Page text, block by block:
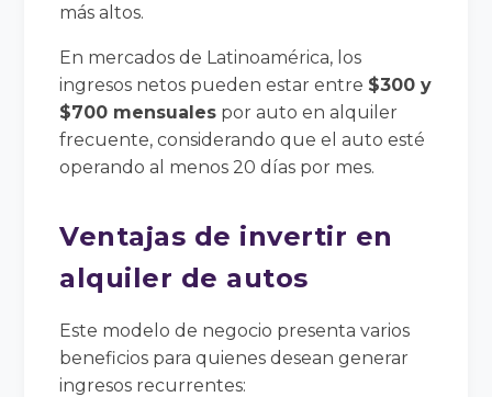
más altos.
En mercados de Latinoamérica, los
ingresos netos pueden estar entre $300 y
$700 mensuales por auto en alquiler
frecuente, considerando que el auto esté
operando al menos 20 días por mes.
Ventajas de invertir en
alquiler de autos
Este modelo de negocio presenta varios
beneficios para quienes desean generar
ingresos recurrentes: